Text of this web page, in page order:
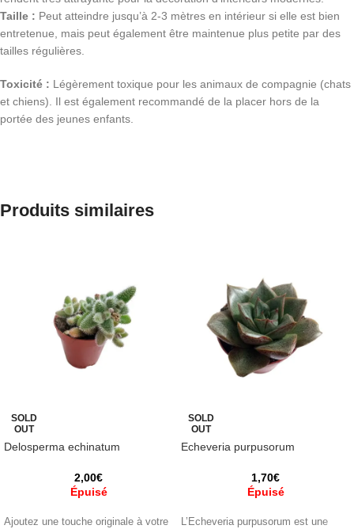
Taille : Peut atteindre jusqu’à 2-3 mètres en intérieur si elle est bien
entretenue, mais peut également être maintenue plus petite par des
tailles régulières.
Toxicité : Légèrement toxique pour les animaux de compagnie (chats
et chiens). Il est également recommandé de la placer hors de la
portée des jeunes enfants.
Produits similaires
SOLD
OUT
Delosperma echinatum
2,00€
Épuisé
Ajoutez une touche originale à votre
SOLD
OUT
Echeveria purpusorum
1,70€
Épuisé
L’Echeveria purpusorum est une